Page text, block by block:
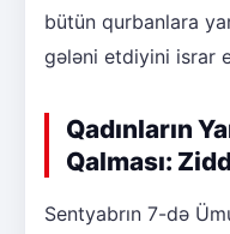
bütün qurbanlara
gələni etdiyini israr
Qadınların
Qalması:
Sentyabrın 7-də